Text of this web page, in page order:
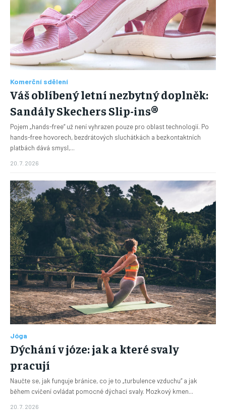
Komerční sdělení
Váš oblíbený letní nezbytný doplněk:
Sandály Skechers Slip-ins®
Pojem „hands-free“ už není vyhrazen pouze pro oblast technologií. Po
hands-free hovorech, bezdrátových sluchátkách a bezkontaktních
platbách dává smysl,...
20. 7. 2026
Jóga
Dýchání v józe: jak a které svaly
pracují
Naučte se, jak funguje bránice, co je to „turbulence vzduchu“ a jak
během cvičení ovládat pomocné dýchací svaly. Mozkový kmen...
20. 7. 2026